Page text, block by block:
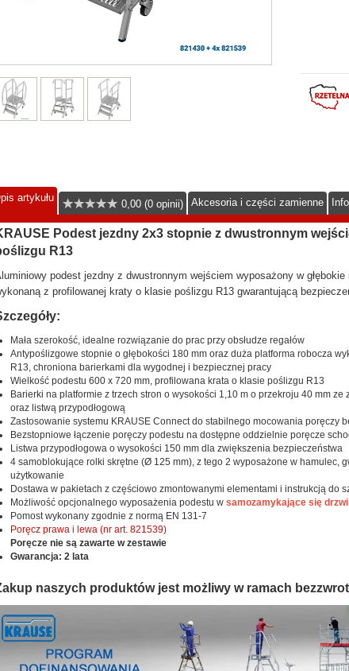
artykułu
0,00 (0 opinii) Akcesoria i części zamienne
Podest jezdny 2x3 stopnie z dwustronnym
R13
podest jezdny z dwustronnym wejściem wyposażony w
z profilowanej kraty o klasie poślizgu R13 gwarantującą
Mała szerokość, idealne rozwiązanie do prac przy obsłudze regałów
Antypoślizgowe stopnie o głębokości 180 mm oraz duża platforma robocza
R13, chroniona barierkami dla wygodnej i bezpiecznej pracy
Wielkość podestu 600 x 720 mm, profilowana krata o klasie poślizgu R13
Barierki na platformie z trzech stron o wysokości 1,10 m o przekroju 40 mm
oraz listwą przypodłogową
Zastosowanie systemu KRAUSE Connect do stabilnego mocowania poręczy
Bezstopniowe łączenie poręczy podestu na dostępne oddzielnie poręcze
Listwa przypodłogowa o wysokości 150 mm dla zwiększenia bezpieczeństwa
4 samoblokujące rolki skrętne (Ø 125 mm), z tego 2 wyposażone w hamulec,
użytkowanie
Dostawa w pakietach z częściowo zmontowanymi elementami i instrukcją do
Możliwość opcjonalnego wyposażenia podestu w samozamykające się
Pomost wykonany zgodnie z normą EN 131-7
Poręcz prawa i lewa (nr art. 821539)
Poręcze nie są zawarte w zestawie
Gwarancja: 2 lata
naszych produktów jest możliwy w ramach